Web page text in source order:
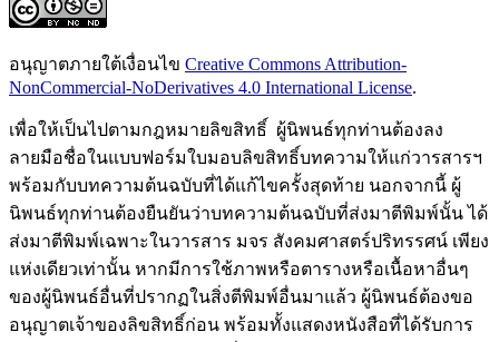
อนุญาตภายใต้เงื่อนไข Creative Commons Attribution-
NonCommercial-NoDerivatives 4.0 International License.
เพื่อให้เป็นไปตามกฎหมายลิขสิทธิ์ ผู้นิพนธ์ทุกท่านต้องลง
ลายมือชื่อในแบบฟอร์มใบมอบลิขสิทธิ์บทความให้แก่วารสารฯ
พร้อมกับบทความต้นฉบับที่ได้แก้ไขครั้งสุดท้าย นอกจากนี้ ผู้
นิพนธ์ทุกท่านต้องยืนยันว่าบทความต้นฉบับที่ส่งมาตีพิมพ์นั้น ได้
ส่งมาตีพิมพ์เฉพาะในวารสาร มจร สังคมศาสตร์ปริทรรศน์ เพียง
แห่งเดียวเท่านั้น หากมีการใช้ภาพหรือตารางหรือเนื้อหาอื่นๆ
ของผู้นิพนธ์อื่นที่ปรากฏในสิ่งตีพิมพ์อื่นมาแล้ว ผู้นิพนธ์ต้องขอ
อนุญาตเจ้าของลิขสิทธิ์ก่อน พร้อมทั้งแสดงหนังสือที่ได้รับการ